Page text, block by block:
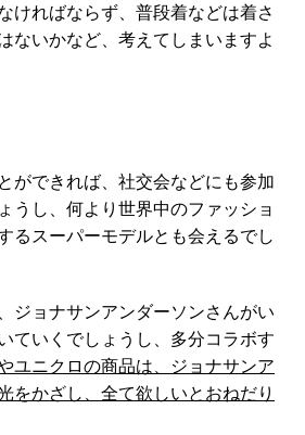
ければならず、普段着などは着さ
ないかなど、考えてしまいますよ
ができれば、社交会などにも参加
うし、何より世界中のファッショ
るスーパーモデルとも会えるでし
ジョナサンアンダーソンさんがい
ていくでしょうし、多分コラボす
ユニクロの商品は、ジョナサンア
をかざし、全て欲しいとおねだり